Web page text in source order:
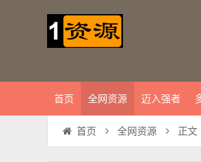
首页 全网资源 迈入强者
首页 全网资源 正文